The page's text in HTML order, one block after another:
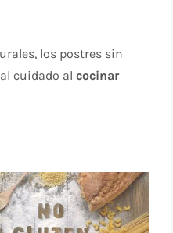
los postres sin
cuidado alcocinar